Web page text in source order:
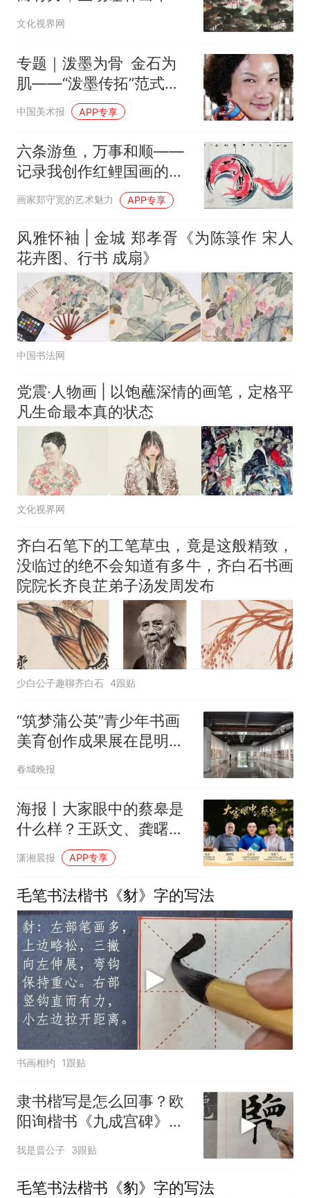
蓬勃生长的鲜活状态
文化视界网
专题｜泼墨为骨 金石为
肌——“泼墨传拓”范式的
建构与当代价值
中国美术报 APP专享
六条游鱼，万事和顺——
记录我创作红鲤国画的日
常
画家郑守宽的艺术魅力 APP专享
风雅怀袖 | 金城 郑孝胥《为陈箓作 宋人
花卉图、行书 成扇》
中国书法网
党震·人物画 | 以饱蘸深情的画笔，定格平
凡生命最本真的状态
文化视界网
齐白石笔下的工笔草虫，竟是这般精致，
没临过的绝不会知道有多牛，齐白石书画
院院长齐良芷弟子汤发周发布
少白公子趣聊齐白石 4跟贴
“筑梦蒲公英”青少年书画
美育创作成果展在昆明举
行
春城晚报
海报丨大家眼中的蔡皋是
什么样？王跃文、龚曙
光、汤素兰等名家这样说
潇湘晨报 APP专享
毛笔书法楷书《豺》字的写法
书画相约 1跟贴
隶书楷写是怎么回事？欧
阳询楷书《九成宫碑》初
学临帖
我是晋公子 3跟贴
毛笔书法楷书《豹》字的写法